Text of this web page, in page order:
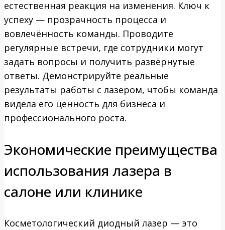
естественная реакция на изменения. Ключ к
успеху — прозрачность процесса и
вовлечённость команды. Проводите
регулярные встречи, где сотрудники могут
задать вопросы и получить развёрнутые
ответы. Демонстрируйте реальные
результаты работы с лазером, чтобы команда
видела его ценность для бизнеса и
профессионального роста.
Экономические преимущества
использования лазера в
салоне или клинике
Косметологический диодный лазер — это